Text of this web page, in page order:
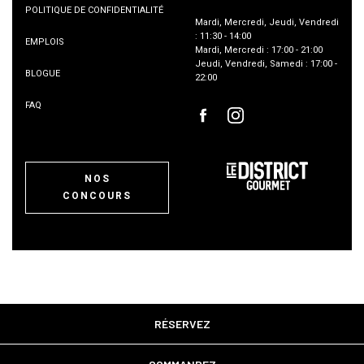
RÉSERVEZ
POLITIQUE DE CONFIDENTIALITÉ
EMPLOIS
BLOGUE
FAQ
Mardi, Mercredi, Jeudi, Vendredi
: 11:30 - 14:00
Mardi, Mercredi : 17:00 - 21:00
Jeudi, Vendredi, Samedi : 17:00 -
22:00
NOS
CONCOURS